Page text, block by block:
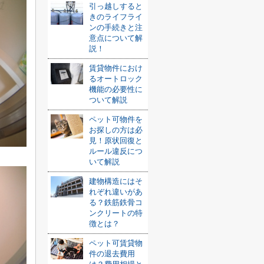
引っ越しすると
きのライフライ
ンの手続きと注
意点について解
説！
賃貸物件におけ
るオートロック
機能の必要性に
ついて解説
ペット可物件を
お探しの方は必
見！原状回復と
ルール違反につ
いて解説
建物構造にはそ
れぞれ違いがあ
る？鉄筋鉄骨コ
ンクリートの特
徴とは？
ペット可賃貸物
件の退去費用